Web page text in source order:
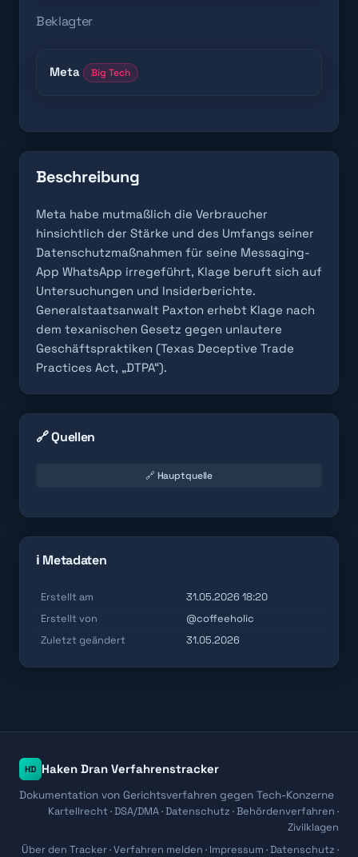
Beklagter
Meta Big Tech
Beschreibung
Meta habe mutmaßlich die Verbraucher
hinsichtlich der Stärke und des Umfangs seiner
Datenschutzmaßnahmen für seine Messaging-
App WhatsApp irregeführt, Klage beruft sich auf
Untersuchungen und Insiderberichte.
Generalstaatsanwalt Paxton erhebt Klage nach
dem texanischen Gesetz gegen unlautere
Geschäftspraktiken (Texas Deceptive Trade
Practices Act, „DTPA“).
🔗 Quellen
🔗 Hauptquelle
ℹ️ Metadaten
Erstellt am
31.05.2026 18:20
Erstellt von
@coffeeholic
Zuletzt geändert
31.05.2026
HD Haken Dran Verfahrenstracker
Dokumentation von Gerichtsverfahren gegen Tech-Konzerne
Kartellrecht · DSA/DMA · Datenschutz · Behördenverfahren ·
Zivilklagen
Über den Tracker·Verfahren melden · Impressum ·Datenschutz ·